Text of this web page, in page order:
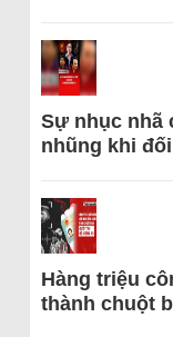
Sự nhục nhã
nhũng khi
Hàng triệu
thành chuột